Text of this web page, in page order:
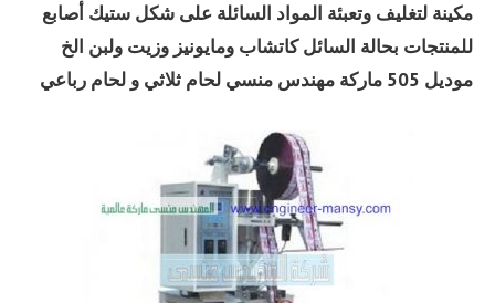
مكينة لتغليف وتعبئة المواد السائلة على شكل ستيك أصابع
للمنتجات بحالة السائل كاتشاب ومايونيز وزيت ولبن الخ
موديل 505 ماركة مهندس منسي لحام ثلاثي و لحام رباعي